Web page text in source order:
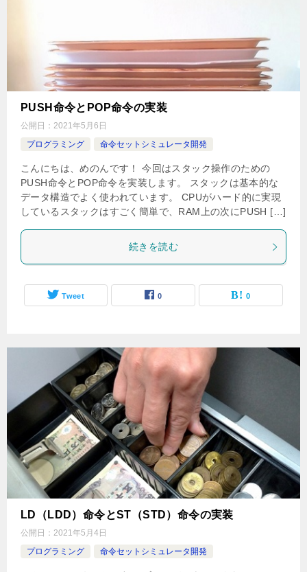
PUSH命令とPOP命令の実装
公開日： 2021年5月6日
プログラミング
命令セットシミュレータ開発
こんにちは、めのんです！ 今回はスタック操作のための
PUSH命令とPOP命令を実装します。 スタックは基本的な
データ構造でよく使われています。 CPUがハード的に実現
しているスタックはすごく簡単で、RAM上の次にPUSH […]
続きを読む
Tweet 0 0
LD（LDD）命令とST（STD）命令の実装
公開日： 2021年5月4日
プログラミング
命令セットシミュレータ開発